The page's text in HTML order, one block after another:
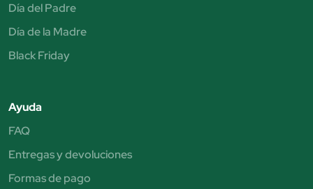
Día del Padre
Día de la Madre
Black Friday
Ayuda
FAQ
Entregas y devoluciones
Formas de pago